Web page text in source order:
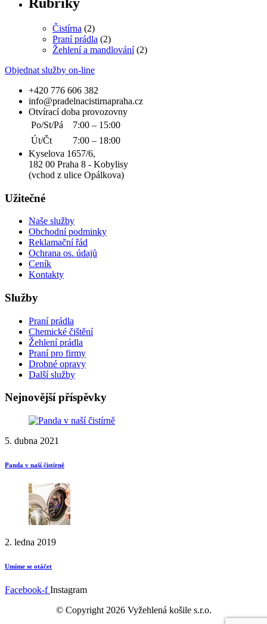
Čistírna (2)
Praní prádla (2)
Žehlení a mandlování(2)
Objednat služby on-line
+420 776 606 382
info@pradelnacistirnapraha.cz
Otvírací doba provozovny
Po/St/Pá
7:00 – 15:00
Út/Čt
7:00 – 18:00
Kyselova 1657/6,
182 00 Praha 8 - Kobylisy
(vchod z ulice Opálkova)
Užitečné
Naše služby
Obchodní podminky
Reklamační řád
Ochrana os. údajů
Ceník
Kontakty
Služby
Praní prádla
Chemické čištění
Žehlení prádla
Praní pro firmy
Drobné opravy
Další služby
Nejnovější příspěvky
5. dubna 2021
Panda v naší čistírně
2. ledna 2019
Umíme se otáčet
Facebook-f Instagram
© Copyright 2026 Vyžehlená košile s.r.o.